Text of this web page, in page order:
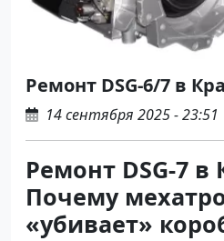
Ремонт DSG-6/7 в
14 сентября 2025 - 23:51
Ремонт DSG-7 в
Почему
«убивает»